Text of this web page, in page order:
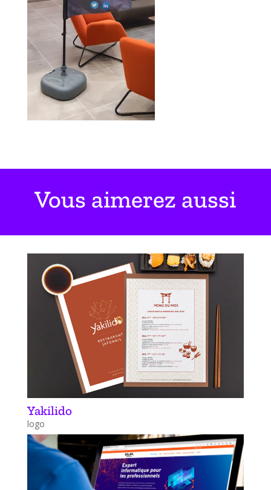
Vous aimerez aussi
Yakilido
logo